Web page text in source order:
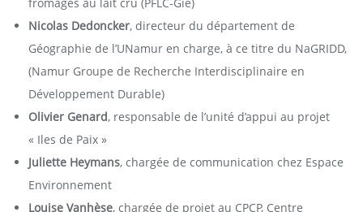
Nicolas Dedoncker, directeur du département de
Géographie de l’UNamur en charge, à ce titre du NaGRIDD,
(Namur Groupe de Recherche Interdisciplinaire en
Développement Durable)
Olivier Genard, responsable de l’unité d’appui au projet
« Iles de Paix »
Juliette Heymans, chargée de communication chez Espace
Environnement
Louise Vanhèse, chargée de projet au CPCP, Centre